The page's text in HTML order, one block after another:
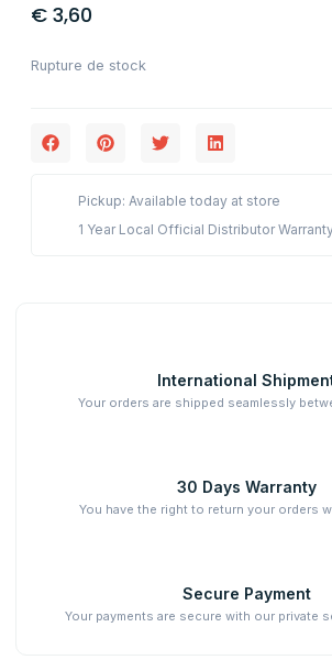
€ 3,60
Rupture de stock
Pickup: Available today at store
1 Year Local Official Distributor
International
Your orders are shipped seamlessly
30 Days Warranty
You have the right to return your orders
Secure Payment
Your payments are secure with our private